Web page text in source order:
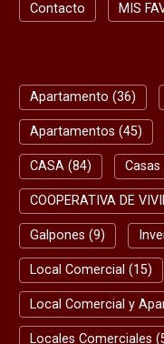
Contacto MIS
Apartamento (36)
Apartamentos (45)
CASA (84) Casas
COOPERATIVA DE
Galpones (9)
Local Comercial (15)
Local Comercial y
Locales Comerciales